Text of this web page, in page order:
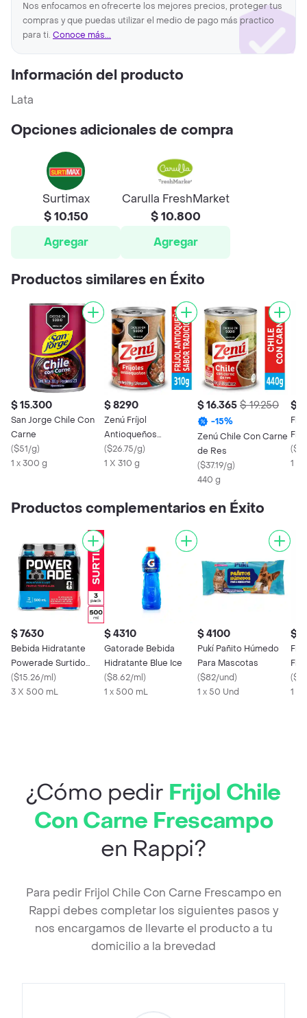
Nos enfocamos en ofrecerte los mejores precios, proteger tus
compras y que puedas utilizar el medio de pago más practico
para ti. Conoce más...
Información del producto
Lata
Opciones adicionales de compra
Surtimax
$ 10.150
Agregar
Carulla FreshMarket
$ 10.800
Agregar
Productos similares en Éxito
$ 15.300
San Jorge Chile Con
Carne
($51/g)
1 x 300 g
$ 8290
Zenú Fríjol
Antioqueños
Enlatados
($26.75/g)
1 X 310 g
$ 16.365 $ 19.250
-15%
Zenú Chile Con Carne
de Res
($37.19/g)
440 g
$
(
1 x
Productos complementarios en Éxito
$ 7630
Bebida Hidratante
Powerade Surtido
500ML x 3 Unds
($15.26/ml)
3 X 500 mL
$ 4310
Gatorade Bebida
Hidratante Blue Ice
($8.62/ml)
1 x 500 mL
$ 4100
Pukí Pañito Húmedo
Para Mascotas
($82/und)
1 x 50 Und
$
(
1 x
¿Cómo pedir Frijol Chile
Con Carne Frescampo
en Rappi?
Para pedir Frijol Chile Con Carne Frescampo en
Rappi debes completar los siguientes pasos y
nos encargamos de llevarte el producto a tu
domicilio a la brevedad